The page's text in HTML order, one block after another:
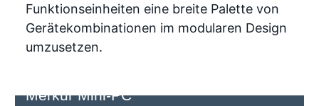
Funktionseinheiten eine breite Palette von
Gerätekombinationen im modularen Design
umzusetzen.
Merkur Mini-PC